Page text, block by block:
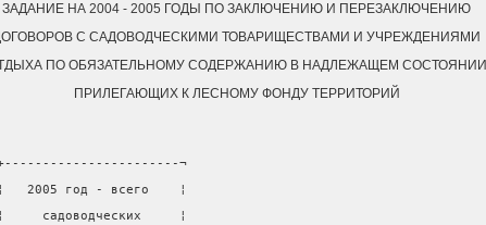
ЗАДАНИЕ НА 2004 - 2005 ГОДЫ ПО ЗАКЛЮЧЕНИЮ И ПЕРЕЗАКЛЮЧЕНИЮ
С САДОВОДЧЕСКИМИ ТОВАРИЩЕСТВАМИ И УЧРЕЖДЕНИЯМИ
ПО ОБЯЗАТЕЛЬНОМУ СОДЕРЖАНИЮ В НАДЛЕЖАЩЕМ СОСТОЯНИИ
ПРИЛЕГАЮЩИХ К ЛЕСНОМУ ФОНДУ ТЕРРИТОРИЙ
¬
год - всего    ¦
садоводческих     ¦